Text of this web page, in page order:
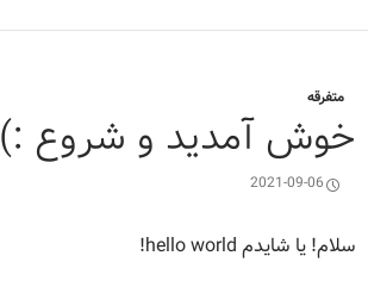
متفرقه
خوش آمدید و شروع :)
2021-09-06
سلام! یا شایدم hello world!